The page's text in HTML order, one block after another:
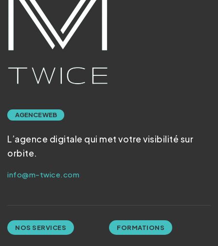
AGENCE WEB
L’agence digitale qui met votre visibilité sur
orbite.
info@m-twice.com
NOS SERVICES FORMATIONS